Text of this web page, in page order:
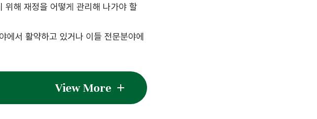
위해 재정을 어떻게 관리해 나가야 할
서 활약하고 있거나 이들 전문분야에
View More